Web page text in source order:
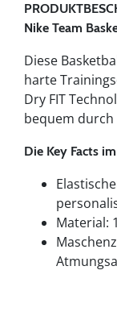
Nike Team
Diese
harte
Dry FIT
bequem durch
Die Key Facts
Material: